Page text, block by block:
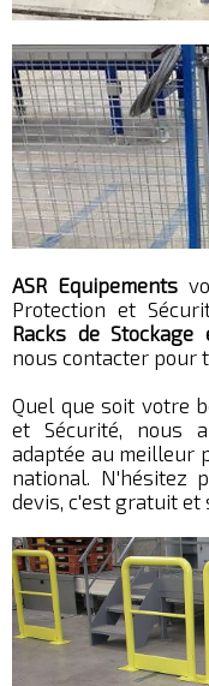
ASR Equipements
Protection et
Racks de
nous contacter pour
Quel que soit votre
et Sécurité, nous
adaptée au meilleur
national. N'hésitez
devis, c'est gratuit et